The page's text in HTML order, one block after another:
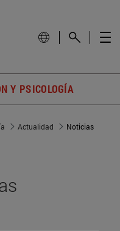
Y PSICOLOGÍA
Actualidad Noticias